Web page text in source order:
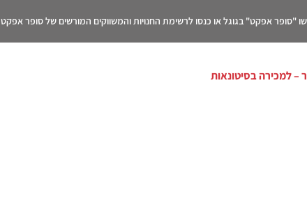
"סופר אפקט" בגוגל או כנסו לרשימת החנויות והמשווקים המורשים של סופר אפקט
– למכירה בסיטונאות